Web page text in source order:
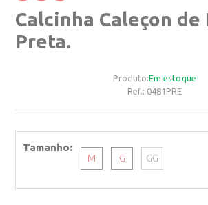
Calcinha Caleçon de
Preta.
Produto:Em estoque
Ref.: 0481PRE
Tamanho
M G GG